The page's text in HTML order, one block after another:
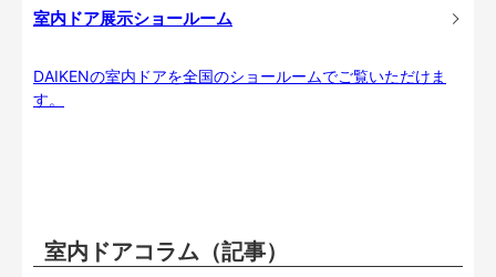
室内ドア展示ショールーム
DAIKENの室内ドアを全国のショールームでご覧いただけま
す。
室内ドアコラム（記事）